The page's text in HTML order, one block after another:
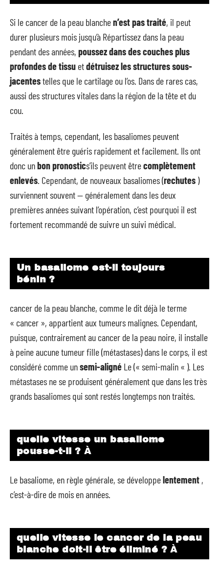
Si le cancer de la peau blanchen’est pas traité, il peut
durer plusieurs mois jusqu’à Répartissez dans la peau
pendant des années, poussez dansdes couches plus
profondes de tissu etdétruisezles structuressous-
jacentestelles que le cartilage ou l’os. Dans de rares cas,
aussi des structures vitales dans la région de la tête et du
cou.
Traités à temps, cependant, les basaliomes peuvent
généralement être guéris rapidement et facilement. Ils ont
donc unbon pronostics’ils peuvent êtrecomplètement
enlevés. Cependant, de nouveaux basaliomes (rechutes )
surviennent souvent — généralement dans les deux
premières années suivant l’opération, c’est pourquoi il est
fortement recommandé de suivre un suivi médical.
Un basaliome est-il toujours
bénin ?
cancer de la peau blanche, comme le dit déjà le terme
« cancer », appartient aux tumeurs malignes. Cependant,
puisque, contrairement au cancer de la peau noire, il installe
à peine aucune tumeur fille (métastases) dans le corps, il est
considéré comme unsemi-aligné Le (« semi-malin « ). Les
métastases ne se produisent généralement que dans les très
grands basaliomes qui sont restés longtemps non traités.
quelle vitesse un basaliome
pousse-t-il ? À
Le basaliome, en règle générale, se développelentement ,
c’est-à-dire de mois en années.
quelle vitesse le cancer de la peau
blanche doit-il être éliminé ?À